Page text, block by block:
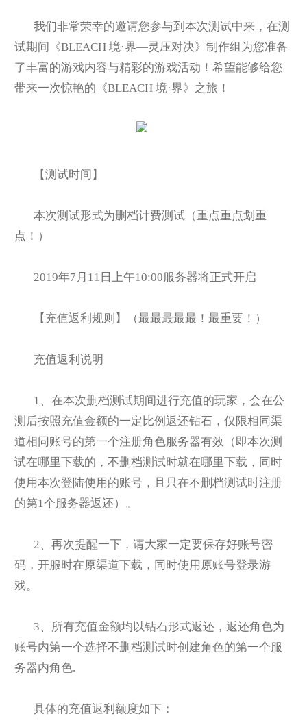
我们非常荣幸的邀请您参与到本次测试中来，在测
试期间《BLEACH 境·界—灵压对决》制作组为您准备
了丰富的游戏内容与精彩的游戏活动！希望能够给您
带来一次惊艳的《BLEACH 境·界》之旅！
【测试时间】
本次测试形式为删档计费测试（重点重点划重
点！）
2019年7月11日上午10:00服务器将正式开启
【充值返利规则】（最最最最最！最重要！）
充值返利说明
1
、在本次删档测试期间进行充值的玩家，会在公
测后按照充值金额的一定比例返还钻石，仅限相同渠
道相同账号的第一个注册角色服务器有效（即本次测
试在哪里下载的，不删档测试时就在哪里下载，同时
使用本次登陆使用的账号，且只在不删档测试时注册
的第1个服务器返还）。
2 、再次提醒一下，请大家一定要保存好账号密
码，开服时在原渠道下载，同时使用原账号登录游
戏。
3 、所有充值金额均以钻石形式返还，返还角色为
账号内第一个选择不删档测试时创建角色的第一个服
务器内角色.
具体的充值返利额度如下：